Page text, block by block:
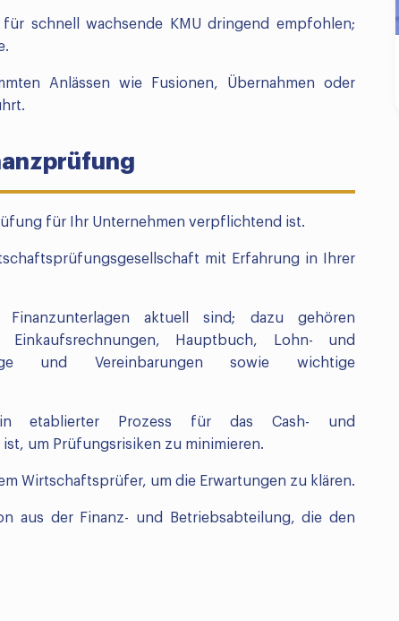
schnell wachsende KMU dringend empfohlen;
Anlässen wie Fusionen, Übernahmen oder
für Ihr Unternehmen verpflichtend ist.
mit Erfahrung in Ihrer
aktuell sind; dazu gehören
Einkaufsrechnungen, Hauptbuch, Lohn- und
und Vereinbarungen sowie wichtige
etablierter Prozess für das Cash- und
um Prüfungsrisiken zu minimieren.
Wirtschaftsprüfer, um die Erwartungen zu klären.
aus der Finanz- und Betriebsabteilung, die den